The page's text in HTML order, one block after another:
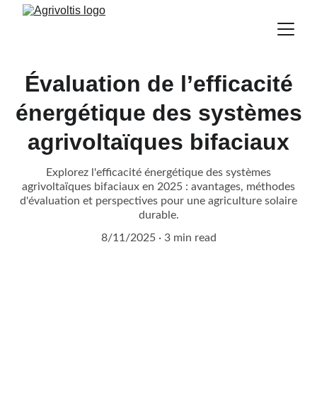
Évaluation de l’efficacité
énergétique des systèmes
agrivoltaïques bifaciaux
Explorez l'efficacité énergétique des systèmes
agrivoltaïques bifaciaux en 2025 : avantages, méthodes
d'évaluation et perspectives pour une agriculture solaire
durable.
8/11/2025
3 min read